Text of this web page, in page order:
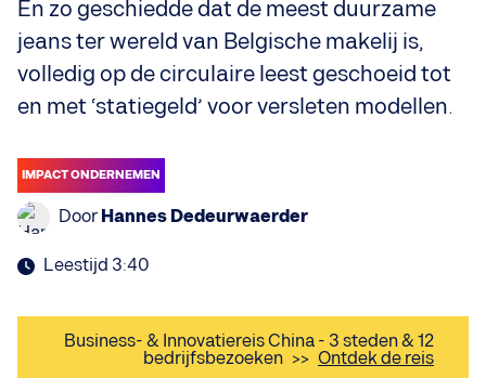
En zo geschiedde dat de meest duurzame
jeans ter wereld van Belgische makelij is,
volledig op de circulaire leest geschoeid tot
en met ‘statiegeld’ voor versleten modellen.
IMPACT ONDERNEMEN
Door Hannes Dedeurwaerder
Leestijd 3:40
Business- & Innovatiereis China - 3 steden & 12
bedrijfsbezoeken >> Ontdek de reis